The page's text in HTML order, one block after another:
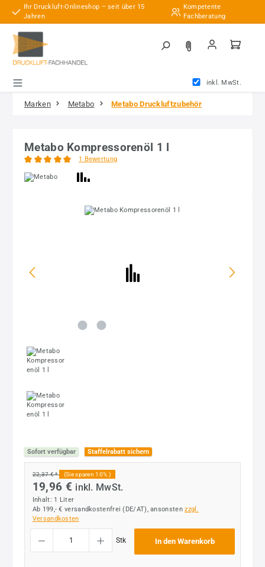
Zum Hauptinhalt springen
Ihr Druckluft-Onlineshop – seit über 15
Jahren
Kompetente
Fachberatung
inkl. MwSt.
Marken Metabo Metabo Druckluftzubehör
Metabo Kompressorenöl 1 l
1 Bewertung
Bildergalerie überspringen
Sofort verfügbar Staffelrabatt sichern
22,37 € * (Sie sparen 10% )
19,96 € inkl. MwSt.
Inhalt: 1 Liter
Ab 199,- € versandkostenfrei (DE/AT), ansonstenzzgl.
Versandkosten
Produkt Anzahl: Gib den gewünschten Wert ein oder benutze die Schaltflächen um
Stk In den Warenkorb